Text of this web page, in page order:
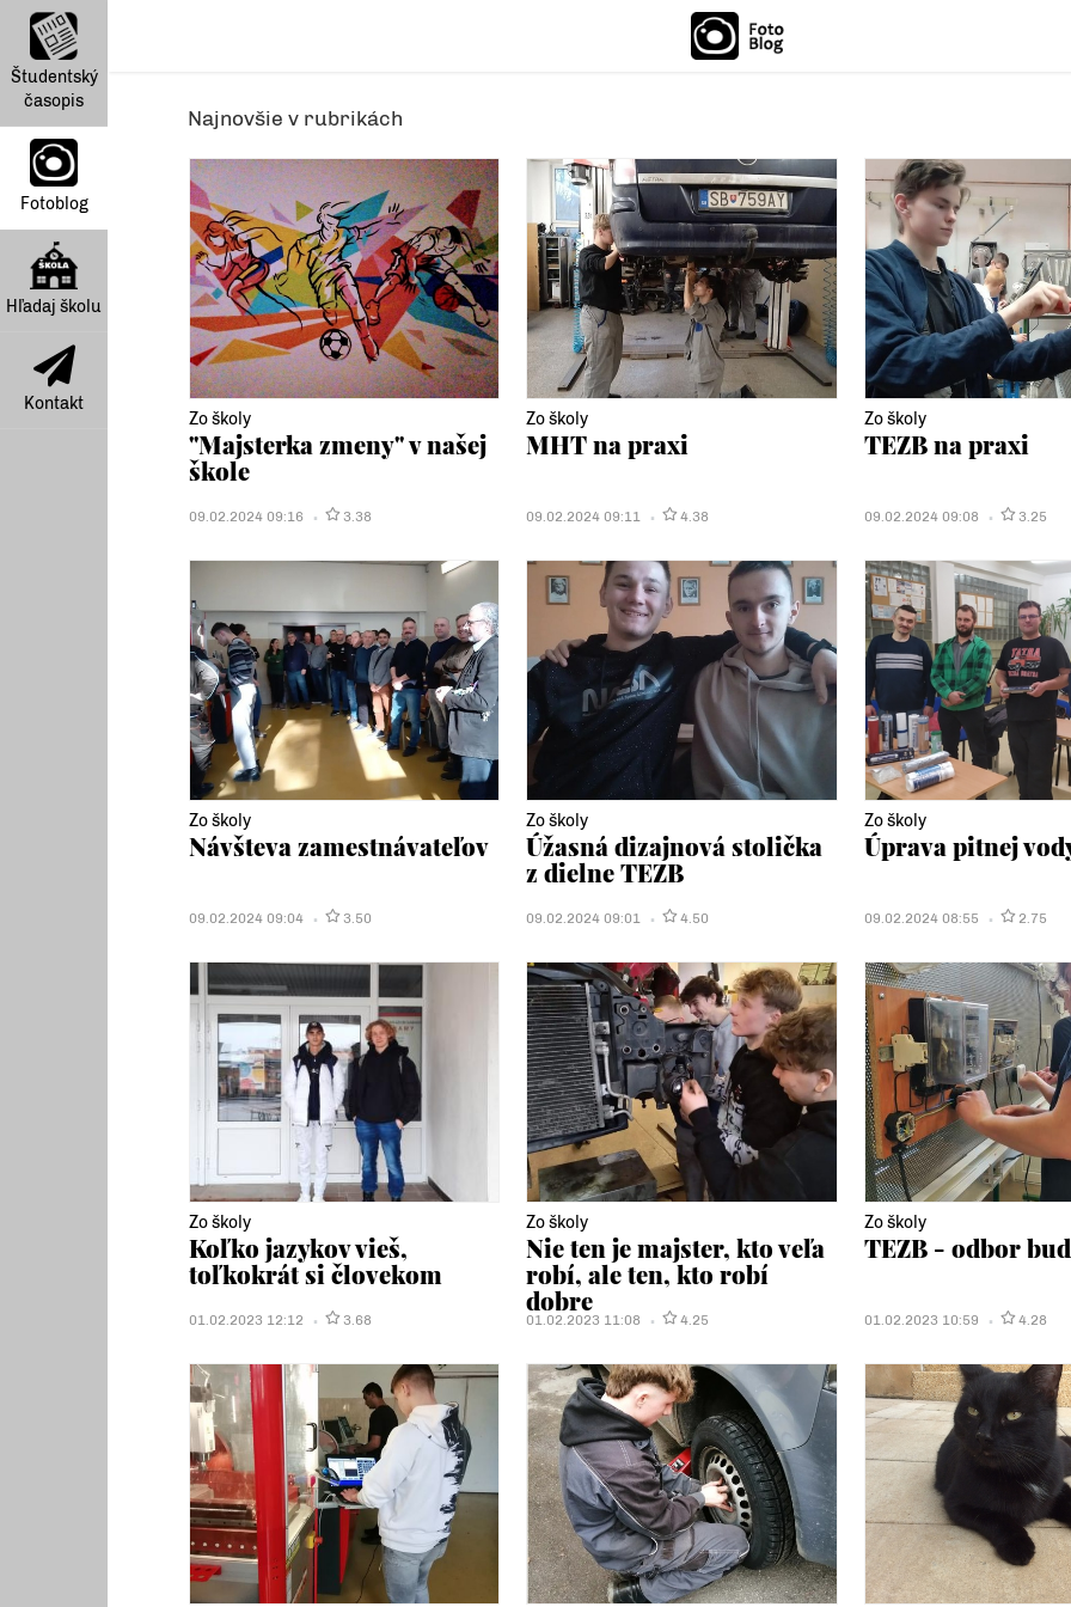
Študentský
časopis
Fotoblog
Hľadaj školu
Kontakt
Najnovšie v rubrikách
Zo školy
"Majsterka zmeny" v našej
škole
09.02.2024 09:16 3.38
Zo školy
MHT na praxi
09.02.2024 09:11 4.38
Zo školy
TEZB na praxi
09.02.2024 09:08 3.25
Zo školy
Návšteva zamestnávateľov
09.02.2024 09:04 3.50
Zo školy
Úžasná dizajnová stolička
z dielne TEZB
09.02.2024 09:01 4.50
Zo školy
Úprava pitnej
09.02.2024 08:55 2.75
Zo školy
Koľko jazykov vieš,
toľkokrát si človekom
01.02.2023 12:12 3.68
Zo školy
Nie ten je majster, kto veľa
robí, ale ten, kto robí
dobre
01.02.2023 11:08 4.25
Zo školy
TEZB - odbor
01.02.2023 10:59 4.28